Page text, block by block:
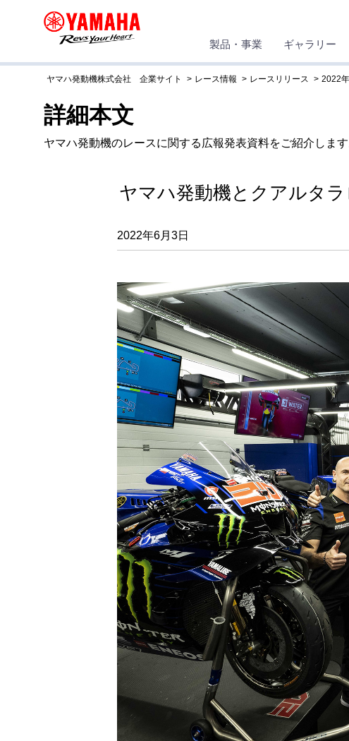
製品・事業 ギャラリー
ヤマハ発動機株式会社 企業サイト レース情報 レースリリース 2022年
詳細本文
ヤマハ発動機のレースに関する広報発表資料をご紹介します
ヤマハ発動機とクアルタ
2022年6月3日